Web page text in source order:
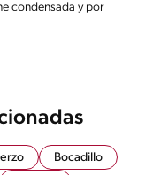
condensada y por
Bocadillo